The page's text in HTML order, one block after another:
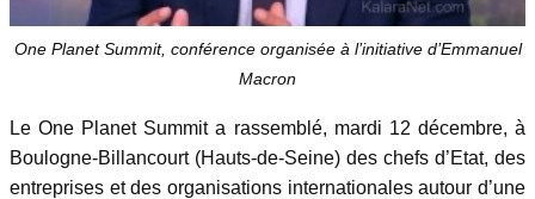
One Planet Summit, conférence organisée à l’initiative d’Emmanuel
Macron
Le One Planet Summit a rassemblé, mardi 12 décembre, à
Boulogne-Billancourt (Hauts-de-Seine) des chefs d’Etat, des
entreprises et des organisations internationales autour d’une